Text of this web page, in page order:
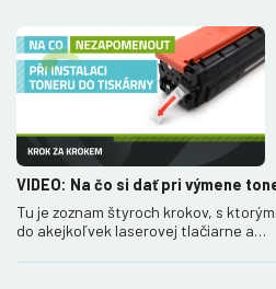
VIDEO: Na čo si dať pri výmene
Tu je zoznam štyroch krokov, s
do akejkoľvek laserovej tlačiarne a…